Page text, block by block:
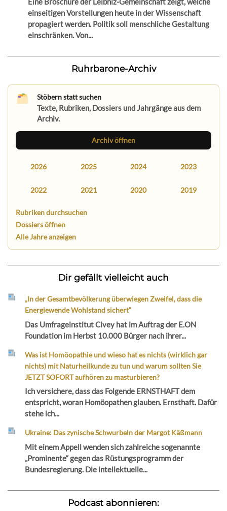
einseitigen Vorstellungen heute in der Wissenschaft
propagiert werden. Politik soll menschliche Gestaltung
einschränken. Von...
Ruhrbarone-Archiv
Stöbern statt suchen
Texte, Rubriken, Dossiers und Jahrgänge aus dem
Archiv.
Archiv öffnen
2026 2025 2024 2023
2022 2021 2020 2019
Rubriken durchsuchen
Dossiers öffnen
Alle Jahre anzeigen
Dir gefällt vielleicht auch
„In der Gesamtbevölkerung überwiegen Zweifel, dass die
Energiewende Wohlstand sichert“
Das Umfrageinstitut Civey hat im Auftrag der E.ON
Foundation im Herbst 10.000 Bürger nach ihrer...
Was ist Homöopathie und wieso hat es nichts (wirklich gar
nichts) mit Naturheilkunde zu tun und warum sollten Sie
JETZT SOFORT aufhören zu masturbieren?
Ich versichere, dass das Folgende ERNSTHAFT dem
entspricht, woran Homöopathen glauben. Ernsthaft. Dafür
stehe ich...
Ukraine: Das zynische Schwurbeln der Margot Käßmann
Mit einem Appell wenden sich zahlreiche sogenannte
„Prominente“ gegen das Rüstungsprogramm der
Bundesregierung. Die intellektuelle...
Podcast abonnieren: